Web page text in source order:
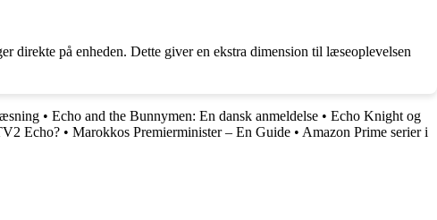
direkte på enheden. Dette giver en ekstra dimension til læseoplevelsen
• Echo and the Bunnymen: En dansk anmeldelse • Echo Knight og
Echo? • Marokkos Premierminister – En Guide • Amazon Prime serier i